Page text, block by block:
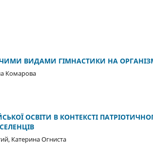
ВИДАМИ ГІМНАСТИКИ НА ОРГАНІЗМ
Комарова
ОСВІТИ В КОНТЕКСТІ
Катерина Огниста